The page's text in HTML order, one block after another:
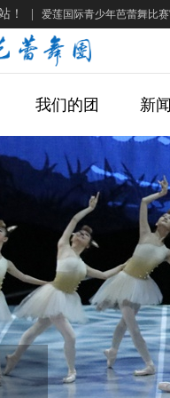
！ 爱莲国际青少年芭蕾舞比
我们的团 新